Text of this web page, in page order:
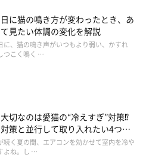
クン
に猫の鳴き方が変わったとき、あ
見たい体調の変化を解説
に、猫の鳴き声がいつもより弱い、かすれ
つこく鳴く …
切なのは愛猫の“冷えすぎ”対策⁉
策と並行して取り入れたい4つの
続く夏の間、エアコンを効かせて室内を冷や
よね。し …